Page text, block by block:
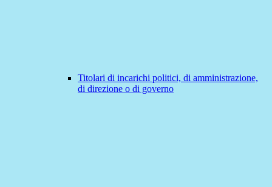
Titolari di incarichi politici, di amministrazione,
di direzione o di governo